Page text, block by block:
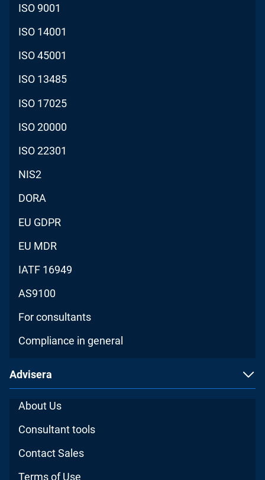
ISO 9001
ISO 14001
ISO 45001
ISO 13485
ISO 17025
ISO 20000
ISO 22301
NIS2
DORA
EU GDPR
EU MDR
IATF 16949
AS9100
For consultants
Compliance in general
Advisera
About Us
Consultant tools
Contact Sales
Terms of Use